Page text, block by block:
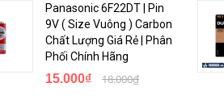
Panasonic 6F22DT | Pin
9V ( Size Vuông ) Carbon
Chất Lượng Giá Rẻ | Phân
Phối Chính Hãng
15.000₫ 18.000₫